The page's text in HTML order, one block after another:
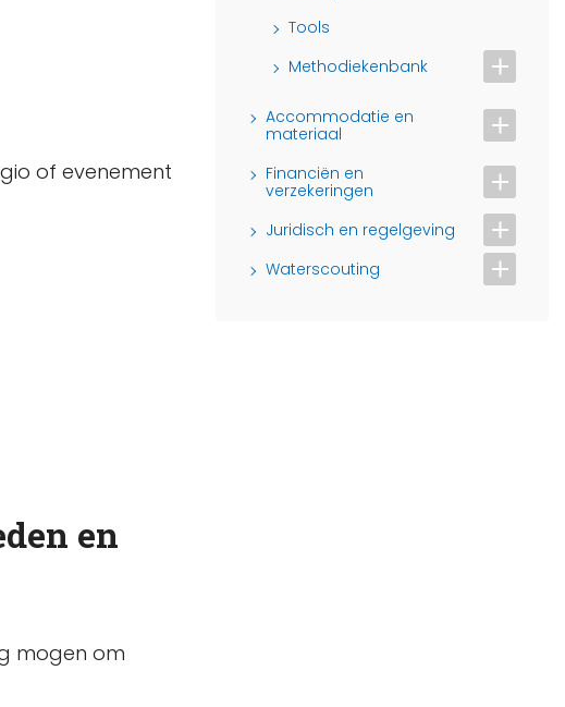
of evenement
en
mogen om
Tools
Methodiekenbank
Accommodatie en
materiaal
Financiën en
verzekeringen
Juridisch en regelgeving
Waterscouting